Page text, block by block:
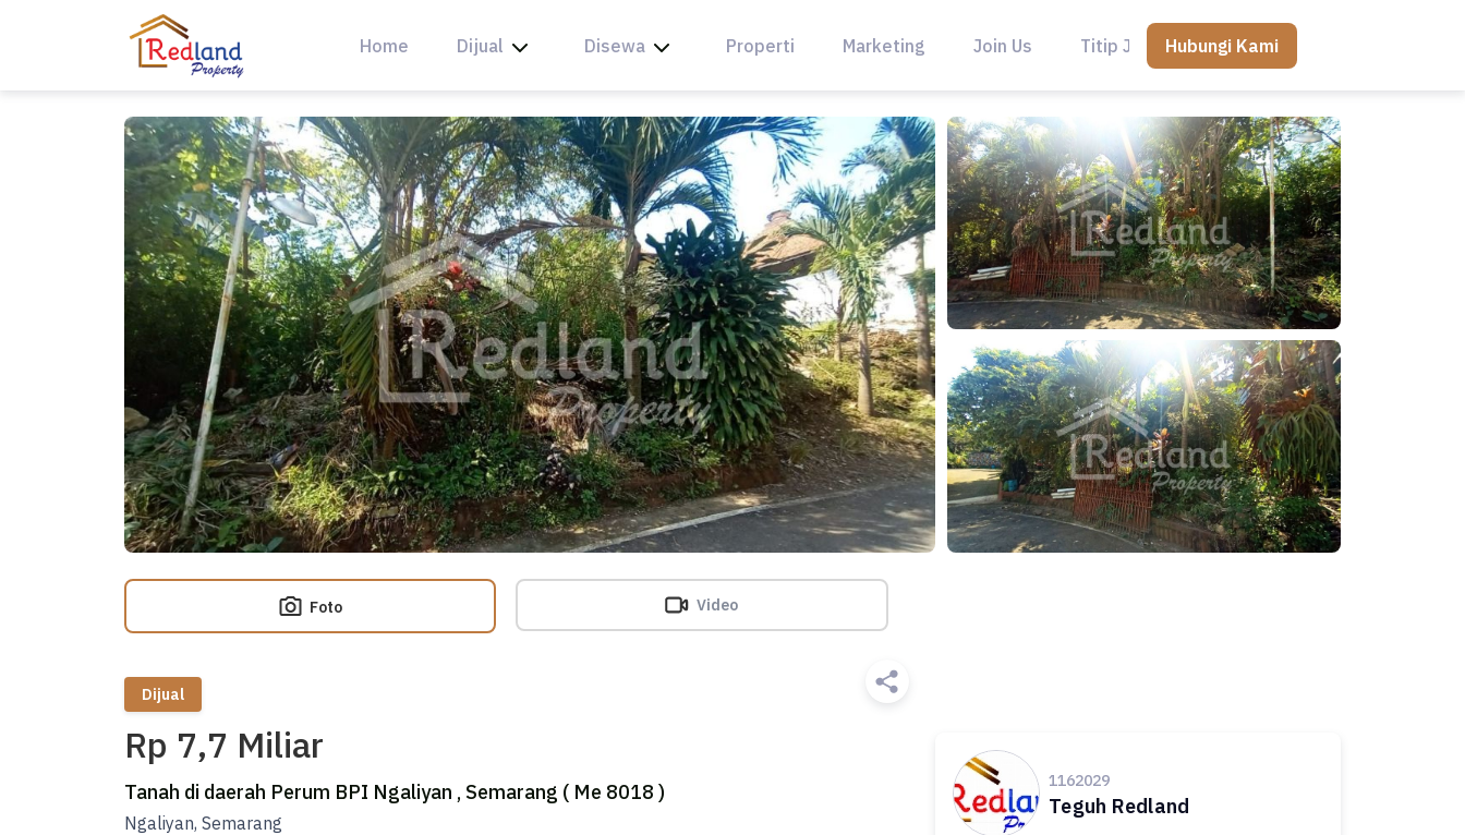
Home Dijual Disewa Properti Marketing Join Us Titip Jual Hubungi Kami
Foto Video
Dijual
Rp 7,7 Miliar
Tanah di daerah Perum BPI Ngaliyan , Semarang ( Me 8018 )
Ngaliyan, Semarang
1162029
Teguh Redland